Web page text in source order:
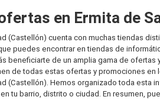
en Ermita de
(Castellón) cuenta con muchas tiendas
puedes encontrar en tiendas de
beneficiarte de un amplia gama de
de todas estas ofertas y promociones
(Castellón). Hemos organizado toda esta
tu barrio, distrito o ciudad. En resumen,